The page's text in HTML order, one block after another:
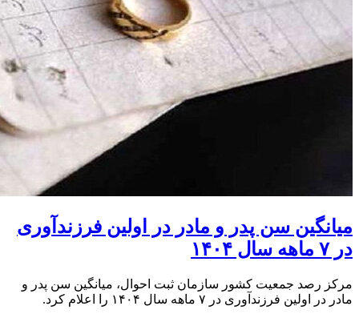
میانگین سن پدر و مادر در اولین فرزندآوری
در ۷ ماهه سال ۱۴۰۴
مرکز رصد جمعیت کشور سازمان ثبت احوال، میانگین سن پدر و
مادر در اولین فرزندآوری در ۷ ماهه سال ۱۴۰۴ را اعلام کرد.